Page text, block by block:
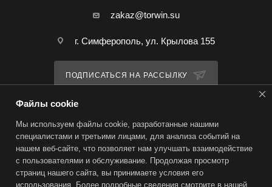
zakaz@torwin.su
г. Симферополь, ул. Крылова 155
ПОДПИСАТЬСЯ НА РАССЫЛКУ
2026 © TorWin – интернет-магазин
Файлы cookie
Мы используем файлы cookie, разработанные нашими
специалистами и третьими лицами, для анализа событий на
нашем веб-сайте, что позволяет нам улучшать взаимодействие
с пользователями и обслуживание. Продолжая просмотр
страниц нашего сайта, вы принимаете условия его
использования. Более подробные сведения смотрите в нашей